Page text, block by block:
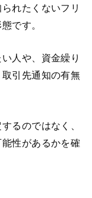
れたくないフリ
です。
人や、資金繰り
引先通知の有無
るのではなく、
性があるかを確